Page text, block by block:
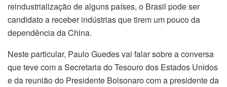
reindustrialização de alguns países, o Brasil pode ser
candidato a receber indústrias que tirem um pouco da
dependência da China.
Neste particular, Paulo Guedes vai falar sobre a conversa
que teve com a Secretaria do Tesouro dos Estados Unidos
e da reunião do Presidente Bolsonaro com a presidente da